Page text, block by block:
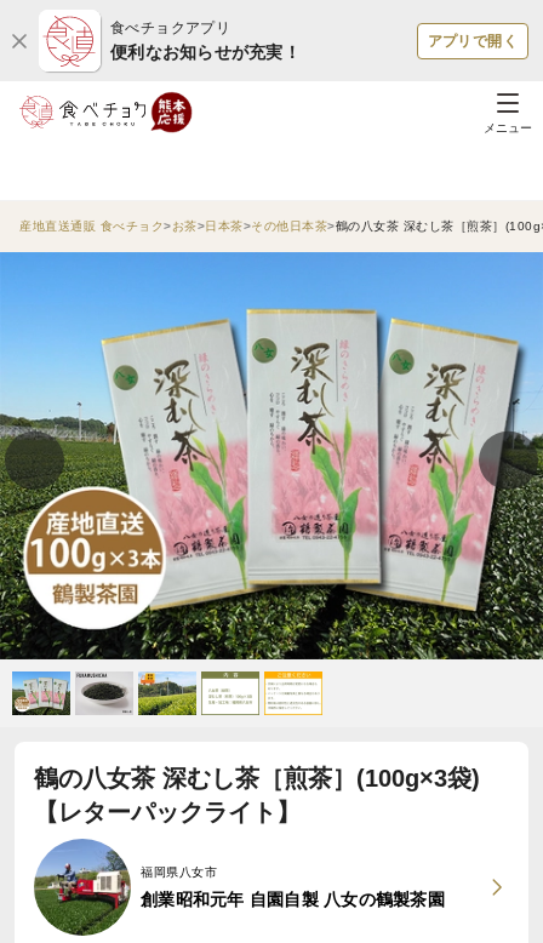
食べチョクアプリ
便利なお知らせが充実！
アプリで開く
メニュー
産地直送通販 食べチョク お茶 日本茶 その他日本茶 鶴の八女茶 深むし茶［煎茶］
鶴の八女茶 深むし茶［煎茶］(100g×3袋)
【レターパックライト】
福岡県八女市
創業昭和元年 自園自製 八女の鶴製茶園